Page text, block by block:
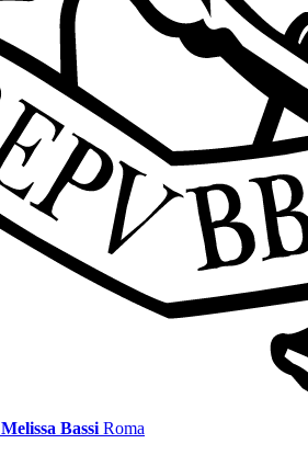
Melissa Bassi Roma